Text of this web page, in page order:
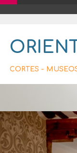
CORTES -